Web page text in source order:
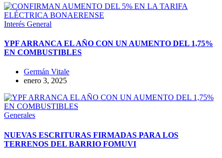
Interés General
YPF ARRANCA EL AÑO CON UN AUMENTO DEL 1,75%
EN COMBUSTIBLES
Germán Vitale
enero 3, 2025
Generales
NUEVAS ESCRITURAS FIRMADAS PARA LOS
TERRENOS DEL BARRIO FOMUVI